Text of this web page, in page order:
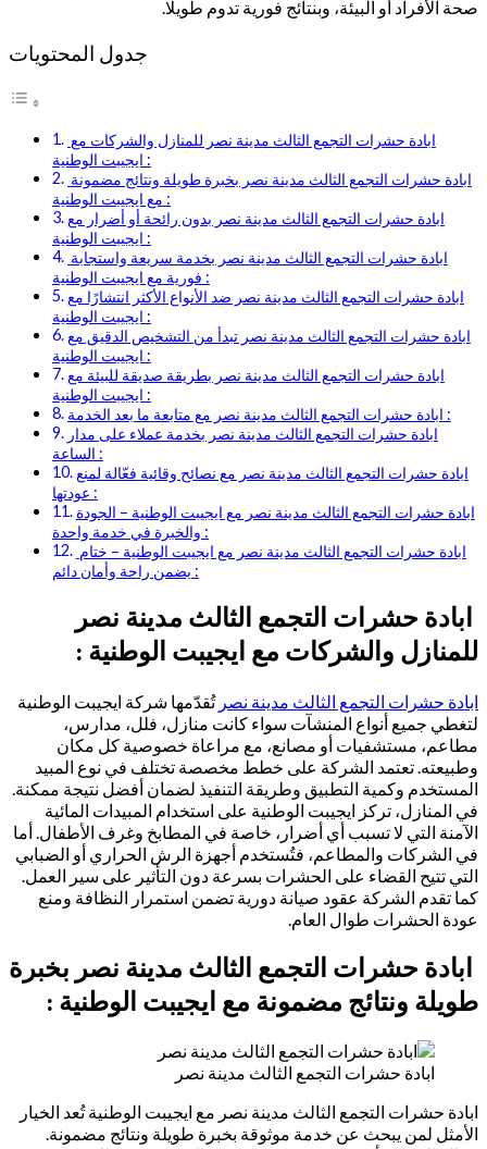
صحة الأفراد أو البيئة، وبنتائج فورية تدوم طويلًا.
جدول المحتويات
ايجيبت الوطنية :
مع ايجيبت الوطنية :
ابادة حشرات التجمع الثالث مدينة نصر بدون رائحة أو أضرار مع
ايجيبت الوطنية :
فورية مع ايجيبت الوطنية :
ابادة حشرات التجمع الثالث مدينة نصر ضد الأنواع الأكثر انتشارًا مع
ايجيبت الوطنية :
ابادة حشرات التجمع الثالث مدينة نصر تبدأ من التشخيص الدقيق مع
ايجيبت الوطنية :
ابادة حشرات التجمع الثالث مدينة نصر بطريقة صديقة للبيئة مع
ايجيبت الوطنية :
ابادة حشرات التجمع الثالث مدينة نصر مع متابعة ما بعد الخدمة :
ابادة حشرات التجمع الثالث مدينة نصر بخدمة عملاء على مدار
الساعة :
ابادة حشرات التجمع الثالث مدينة نصر مع نصائح وقائية فعّالة لمنع
عودتها :
ابادة حشرات التجمع الثالث مدينة نصر مع ايجيبت الوطنية – الجودة
والخبرة في خدمة واحدة :
يضمن راحة وأمان دائم :
ابادة حشرات التجمع الثالث مدينة نصر
للمنازل والشركات مع ايجيبت الوطنية :
ابادة حشرات التجمع الثالث مدينة نصر تُقدّمها شركة ايجيبت الوطنية
لتغطي جميع أنواع المنشآت سواء كانت منازل، فلل، مدارس،
مطاعم، مستشفيات أو مصانع، مع مراعاة خصوصية كل مكان
وطبيعته. تعتمد الشركة على خطط مخصصة تختلف في نوع المبيد
المستخدم وكمية التطبيق وطريقة التنفيذ لضمان أفضل نتيجة ممكنة.
في المنازل، تركز ايجيبت الوطنية على استخدام المبيدات المائية
الآمنة التي لا تسبب أي أضرار، خاصة في المطابخ وغرف الأطفال. أما
في الشركات والمطاعم، فتُستخدم أجهزة الرش الحراري أو الضبابي
التي تتيح القضاء على الحشرات بسرعة دون التأثير على سير العمل.
كما تقدم الشركة عقود صيانة دورية تضمن استمرار النظافة ومنع
عودة الحشرات طوال العام.
ابادة حشرات التجمع الثالث مدينة نصر بخبرة
طويلة ونتائج مضمونة مع ايجيبت الوطنية :
ابادة حشرات التجمع الثالث مدينة نصر
ابادة حشرات التجمع الثالث مدينة نصر مع ايجيبت الوطنية تُعد الخيار
الأمثل لمن يبحث عن خدمة موثوقة بخبرة طويلة ونتائج مضمونة.